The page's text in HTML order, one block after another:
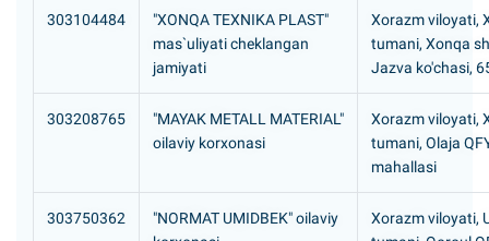
303104484
"XONQA TEXNIKA PLAST"
mas`uliyati cheklangan
jamiyati
Xorazm viloyati,
tumani, Xonqa
Jazva ko'chasi,
303208765
"MAYAK METALL MATERIAL"
oilaviy korxonasi
Xorazm viloyati,
tumani, Olaja
mahallasi
303750362
"NORMAT UMIDBEK" oilaviy
Xorazm viloyati,